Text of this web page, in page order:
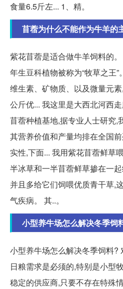
食量6.5斤左... 1、精。
苜蓿为什么不能作为牛羊的
紫花苜蓿是适合做牛羊饲料的
年生豆科植物被称为“牧草之王”
维生素、矿物质、以及微量元
公斤优... 我这里是大西北河西
苜蓿种植基地,据专业人士研究,
其营养价值和产量均排在全国
实性,下面... 我用紫花苜蓿鲜草
半冰草和一半苜蓿鲜草掺在一
并且多给它们饲喂优质青干草,
气疾病。 其..。
小型养牛场怎么解决冬季饲
小型养牛场怎么解决冬季饲料?
日粮需求是必须的,特别是小型
稳定的供应商,只要不存在特殊